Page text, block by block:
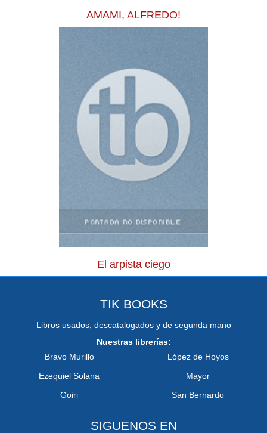
AMAMI, ALFREDO!
El arpista ciego
TIK BOOKS
Libros usados, descatalogados y de segunda mano
Nuestras librerías:
Bravo Murillo
Ezequiel Solana
Goiri
López de Hoyos
Mayor
San Bernardo
SIGUENOS EN